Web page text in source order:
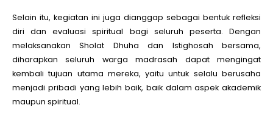
Selain itu, kegiatan ini juga dianggap sebagai bentuk refleksi
diri dan evaluasi spiritual bagi seluruh peserta. Dengan
melaksanakan Sholat Dhuha dan Istighosah bersama,
diharapkan seluruh warga madrasah dapat mengingat
kembali tujuan utama mereka, yaitu untuk selalu berusaha
menjadi pribadi yang lebih baik, baik dalam aspek akademik
maupun spiritual.